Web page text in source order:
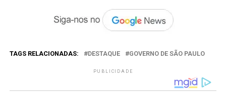
TAGS RELACIONADAS: DESTAQUE GOVERNO DE SÃO PAULO
PUBLICIDADE